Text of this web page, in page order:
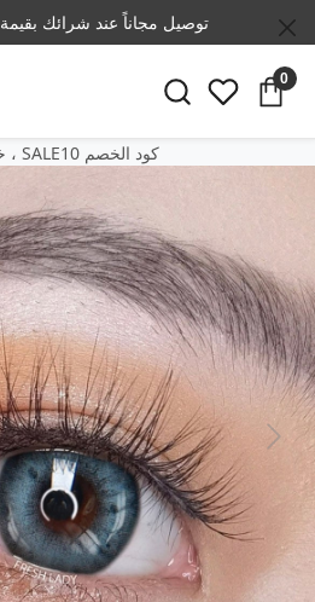
توصيل مجاناً عند شرائك بقيمة 300 درهم و أكثر
0
‎%‎خصم 10 ، SALE10 كود الخصم
Next